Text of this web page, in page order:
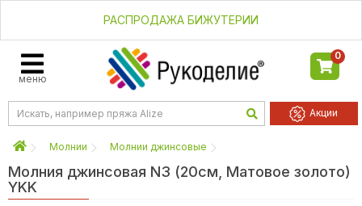
РАСПРОДАЖА БИЖУТЕРИИ
меню
0
Акции
Молнии Молнии джинсовые
Молния джинсовая N3 (20см, Матовое золото)
YKK